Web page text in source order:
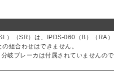
）（SR）は、IPDS-060（B）（RA）
組合わせはできません。
岐ブレーカは付属されていませんので